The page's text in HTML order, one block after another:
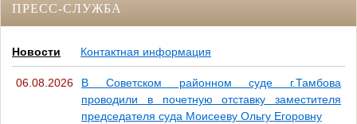
ПРЕСС-СЛУЖБА
Новости Контактная информация
06.08.2026
В Советском районном суде г.Тамбова
проводили в почетную отставку заместителя
председателя суда Моисееву Ольгу Егоровну